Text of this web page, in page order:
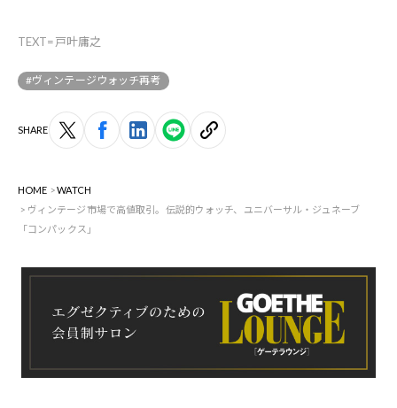
TEXT=戸叶庸之
#ヴィンテージウォッチ再考
SHARE
HOME
WATCH
ヴィンテージ市場で高値取引。伝説的ウォッチ、ユニバーサル・ジュネーブ
「コンパックス」